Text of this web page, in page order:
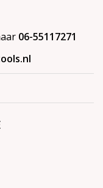
06-55117271